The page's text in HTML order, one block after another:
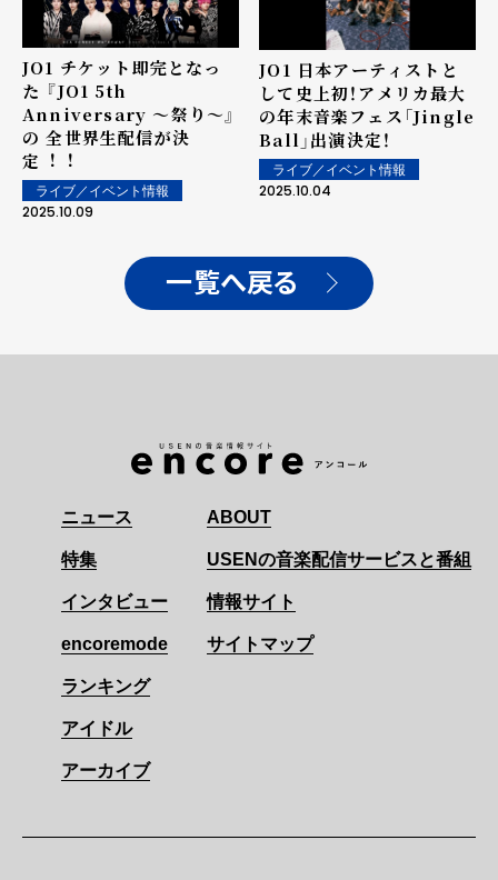
JO1 チケット即完となっ
た 『JO1 5th
Anniversary 〜祭り〜』
の 全世界⽣配信が決
定︕︕
ライブ／イベント情報
2025.10.09
JO1 日本アーティストと
して史上初！アメリカ最大
の年末音楽フェス「Jingle
Ball」出演決定！
ライブ／イベント情報
2025.10.04
一覧へ戻る
ニュース
特集
インタビュー
encoremode
ランキング
アイドル
アーカイブ
ABOUT
USENの音楽配信サービスと番組
情報サイト
サイトマップ